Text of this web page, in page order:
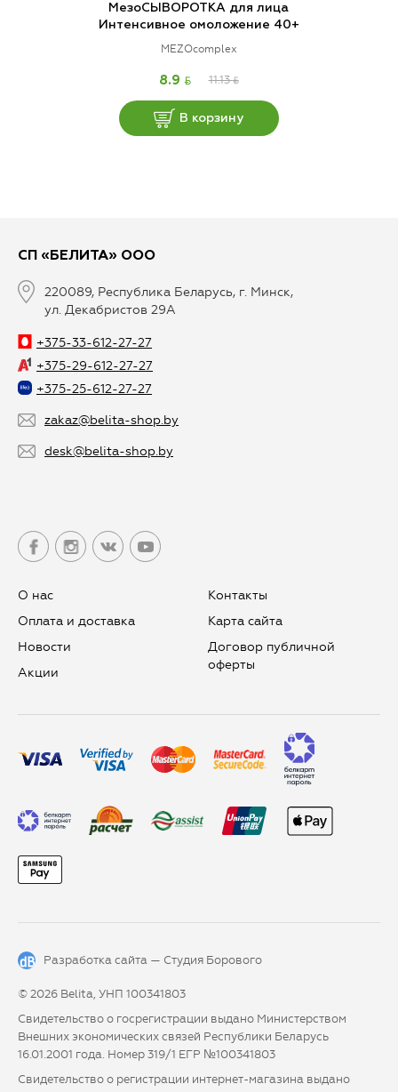
МезоСЫВОРОТКА для лица
Интенсивное омоложение 40+
MEZOcomplex
8.9 BYN 11.13BYN
В корзину
СП «БЕЛИТА» ООО
220089, Республика Беларусь, г. Минск,
ул. Декабристов 29А
+375-33-612-27-27
+375-29-612-27-27
+375-25-612-27-27
zakaz@belita-shop.by
desk@belita-shop.by
О нас
Оплата и доставка
Новости
Aкции
Контакты
Карта сайта
Договор публичной
оферты
Разработка сайта — Студия Борового
© 2026 Belita, УНП 100341803
Свидетельство о госрегистрации выдано Министерством
Внешних экономических связей Республики Беларусь
16.01.2001 года. Номер 319/1 ЕГР №100341803
Свидетельство о регистрации интернет-магазина выдано